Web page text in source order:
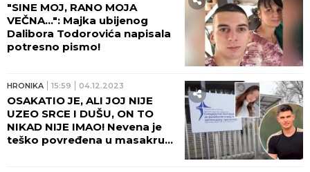
"SINE MOJ, RANO MOJA
VEČNA...": Majka ubijenog
Dalibora Todorovića napisala
potresno pismo!
HRONIKA 15:59 04.12.2023
OSAKATIO JE, ALI JOJ NIJE
UZEO SRCE I DUŠU, ON TO
NIKAD NIJE IMAO! Nevena je
teško povređena u masakru